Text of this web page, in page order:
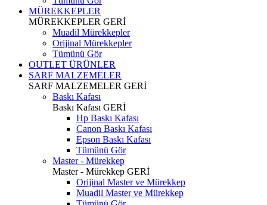
MÜREKKEPLER
MÜREKKEPLER GERİ
Muadil Mürekkepler
Orijinal Mürekkepler
Tümünü Gör
OUTLET ÜRÜNLER
SARF MALZEMELER
SARF MALZEMELER GERİ
Baskı Kafası
Baskı Kafası GERİ
Hp Baskı Kafası
Canon Baskı Kafası
Epson Baskı Kafası
Tümünü Gör
Master - Mürekkep
Master - Mürekkep GERİ
Orijinal Master ve Mürekkep
Muadil Master ve Mürekkep